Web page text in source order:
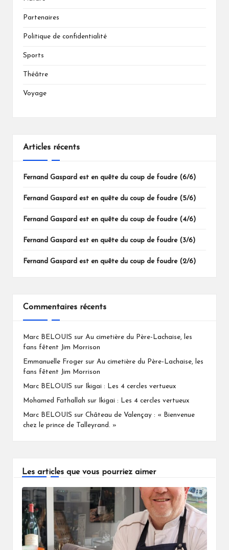
Partenaires
Politique de confidentialité
Sports
Théâtre
Voyage
Articles récents
Fernand Gaspard est en quête du coup de foudre (6/6)
Fernand Gaspard est en quête du coup de foudre (5/6)
Fernand Gaspard est en quête du coup de foudre (4/6)
Fernand Gaspard est en quête du coup de foudre (3/6)
Fernand Gaspard est en quête du coup de foudre (2/6)
Commentaires récents
Marc BELOUIS sur Au cimetière du Père-Lachaise, les
fans fêtent Jim Morrison
Emmanuelle Froger sur Au cimetière du Père-Lachaise, les
fans fêtent Jim Morrison
Marc BELOUIS sur Ikigai : Les 4 cercles vertueux
Mohamed Fathallah sur Ikigai : Les 4 cercles vertueux
Marc BELOUIS sur Château de Valençay : « Bienvenue
chez le prince de Talleyrand. »
Les articles que vous pourriez aimer